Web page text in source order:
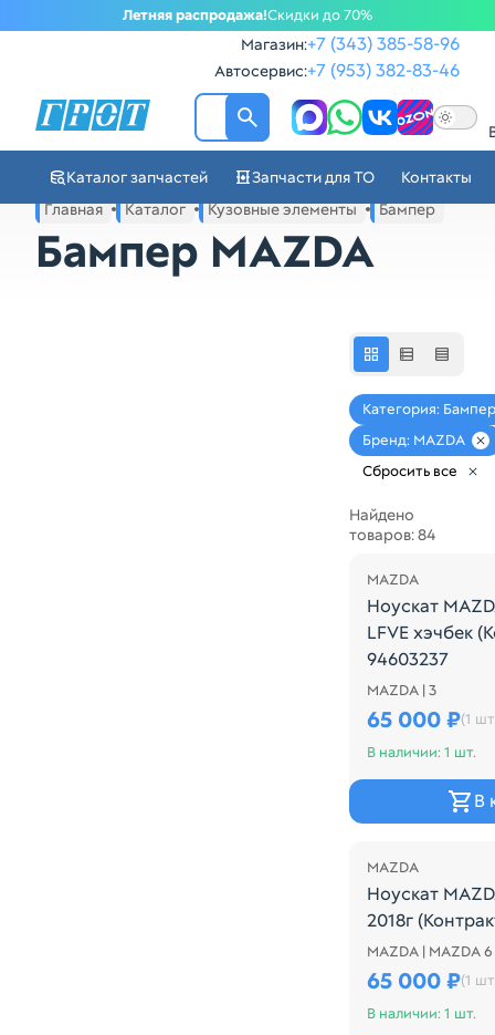
Летняя распродажа!Скидки до 70%
Магазин:+7 (343) 385-58-96
Автосервис:+7 (953) 382-83-46
ГРОТ - Автозапчасти в
Каталог запчастей Запчасти для ТО Контакты
Навигация по сайту автозапчастей ГРОТ
Основное меню навигации интернет-магазина
Главная Каталог Кузовные элементы Бампер
Бампер MAZDA
Категория: Бампер
Бренд: MAZDA
Сбросить все
Найдено
товаров: 84
MAZDA
Ноускат
LFVE хэчбек
94603237
MAZDA | 3
65 000 ₽(1
В наличии: 1 шт.
В
MAZDA
Ноускат
2018г
Потертости
MAZDA | MAZDA 6
65 000 ₽(1
В наличии: 1 шт.